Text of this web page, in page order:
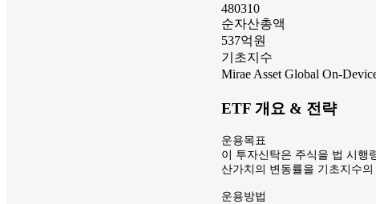
480310
순자산총액
537억원
기초지수
Mirae Asset Global On-
ETF 개요 & 전략
운용목표
이 투자신탁은 주식을 법 시행
산가치의 변동률을 기초지수
운용방법